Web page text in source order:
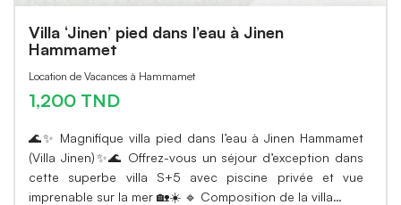
Villa ‘Jinen’ pied dans l’eau à Jinen
Hammamet
Location de Vacances à Hammamet
1,200 TND
🌊✨ Magnifique villa pied dans l’eau à Jinen Hammamet
(Villa Jinen)✨🌊 Offrez-vous un séjour d’exception dans
cette superbe villa S+5 avec piscine privée et vue
imprenable sur la mer 🏡☀️ 🔹 Composition de la villa…